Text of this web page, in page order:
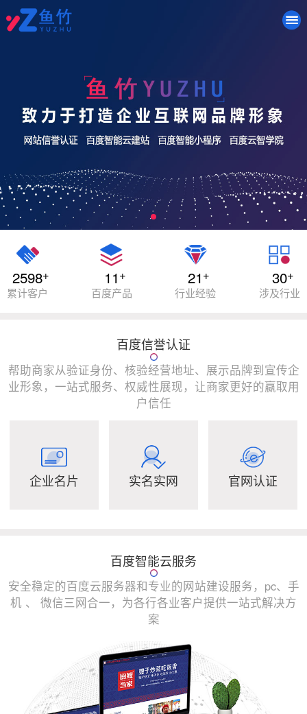
2598+
累计客户
11+
百度产品
21+
行业经验
30+
涉及行业
百度信誉认证
帮助商家从验证身份、核验经营地址、展示品牌到宣传企
业形象，一站式服务、权威性展现，让商家更好的赢取用
户信任
企业名片 实名实网 官网认证
百度智能云服务
安全稳定的百度云服务器和专业的网站建设服务，pc、手
机 、 微信三网合一，为各行各业客户提供一站式解决方
案